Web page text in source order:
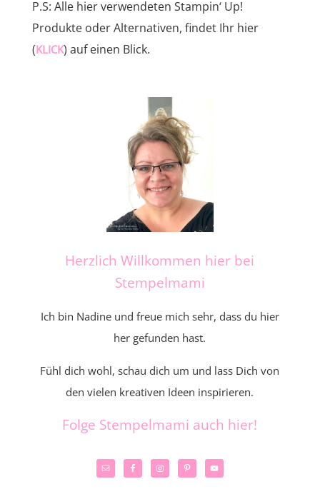
P.S: Alle hier verwendeten Stampin‘ Up!
Produkte oder Alternativen, findet Ihr hier
(KLICK) auf einen Blick.
Herzlich Willkommen hier bei
Stempelmami
Ich bin Nadine und freue mich sehr, dass du hier
her gefunden hast.
Fühl dich wohl, schau dich um und lass Dich von
den vielen kreativen Ideen inspirieren.
Folge Stempelmami auch hier!